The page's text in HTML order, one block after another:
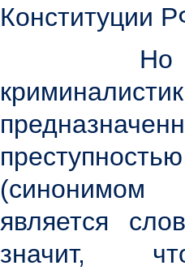
Конституции
Но
является
значит,